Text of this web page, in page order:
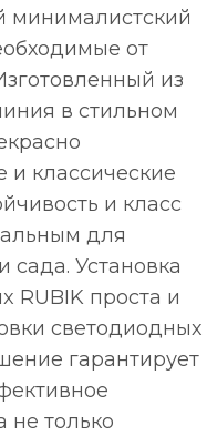
минималистский
от
из
в стильном
и классические
и класс
для
сада. Установка
RUBIK проста и
светодиодных
гарантирует
не только